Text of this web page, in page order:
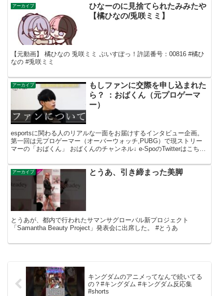
アーカイブ
ひなーのに見捨てられたみみたや
【橘ひなの/兎咲ミミ】
【元動画】 橘ひなの 兎咲ミミ ぶいすぽっ！許諾番号：00816 #橘ひ
なの #兎咲ミミ
アーカイブ
もしファンに交際を申し込まれた
ら？ ：おばくん（元プロゲーマ
ー）
esportsに関わる人のリアルな一面をお届けするインタビュー企画。
第一回は元プロゲーマー（オーバーウォッチ,PUBG）で現ストリー
マーの「おばくん」 おばくんのチャンネル↓ e-SpoのTwitterはこちら
アーカイブ とうあ、引き締まった美脚
とうあが、都内で行われたサマンサグローバル新プロジェクト
「Samantha Beauty Project」発表会に出席した。 #とうあ
キングダムのアニメってなんで続いてる
の？#キングダム #キングダム反応集
#shorts